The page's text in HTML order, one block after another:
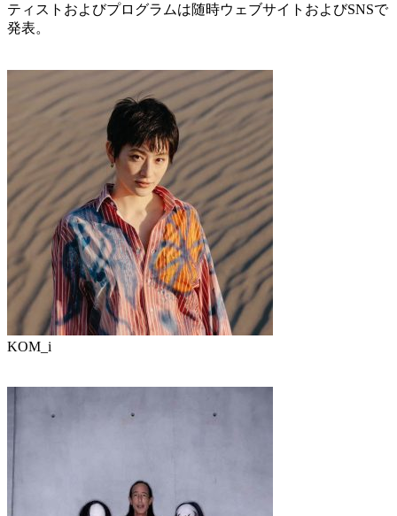
ティストおよびプログラムは随時ウェブサイトおよびSNSで
発表。
KOM_i